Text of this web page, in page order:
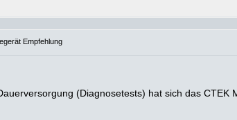
Empfehlung
(Diagnosetests) hat sich das